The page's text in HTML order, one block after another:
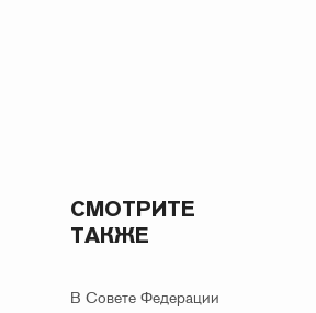
СМОТРИТЕ
ТАКЖЕ
В Совете Федерации